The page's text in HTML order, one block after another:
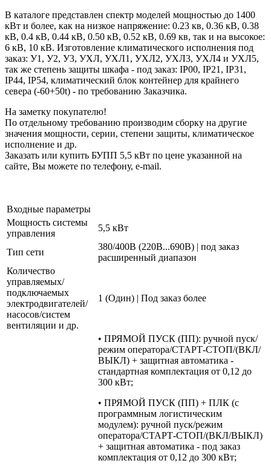
В каталоге представлен спектр моделей мощностью до 1400
кВт и более, как на низкое напряжение: 0.23 кв, 0.36 кВ, 0.38
кВ, 0.4 кВ, 0.44 кВ, 0.50 кВ, 0.52 кВ, 0.69 кв, так и на высокое:
6 кВ, 10 кВ. Изготовление климатического исполнения под
заказ: У1, У2, У3, УХЛ, УХЛ1, УХЛ2, УХЛ3, УХЛ4 и УХЛ5,
так же степень защиты шкафа - под заказ: IP00, IP21, IP31,
IP44, IP54, климатический блок контейнер для крайнего
севера (-60+50t) - по требованию Заказчика.
На заметку покупателю!
По отдельному требованию производим сборку на другие
значения мощности, серии, степени защиты, климатическое
исполнение и др.
Заказать или купить БУПП 5,5 кВт по цене указанной на
сайте, Вы можете по телефону, e-mail.
Входные параметры
Мощность системы
управления
5,5 кВт
Тип сети
380/400В (220В...690В) | под заказ
расширенный диапазон
Количество
управляемых/
подключаемых
электродвигателей/
насосов/систем
вентиляции и др.
1 (Один) | Под заказ более
• ПРЯМОЙ ПУСК (ПП): ручной пуск/
режим оператора/СТАРТ-СТОП/(ВКЛ/
ВЫКЛ) + защитная автоматика -
стандартная комплектация от 0,12 до
300 кВт;
• ПРЯМОЙ ПУСК (ПП) + ПЛК (с
программным логистическим
модулем): ручной пуск/режим
оператора/СТАРТ-СТОП/(ВКЛ/ВЫКЛ)
+ защитная автоматика - под заказ
комплектация от 0,12 до 300 кВт;